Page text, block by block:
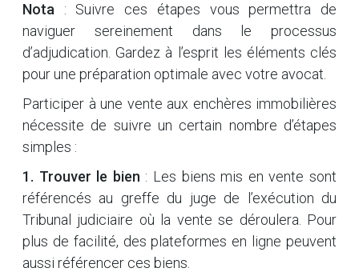
Nota : Suivre ces étapes vous permettra de
naviguer sereinement dans le processus
d’adjudication. Gardez à l’esprit les éléments clés
pour une préparation optimale avec votre avocat.
Participer à une vente aux enchères immobilières
nécessite de suivre un certain nombre d’étapes
simples :
1. Trouver le bien : Les biens mis en vente sont
référencés au greffe du juge de l’exécution du
Tribunal judiciaire où la vente se déroulera. Pour
plus de facilité, des plateformes en ligne peuvent
aussi référencer ces biens.